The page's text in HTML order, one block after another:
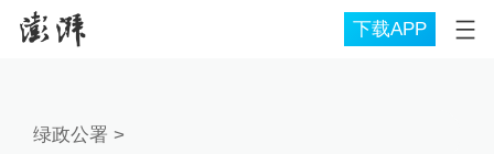
下载APP
绿政公署 >